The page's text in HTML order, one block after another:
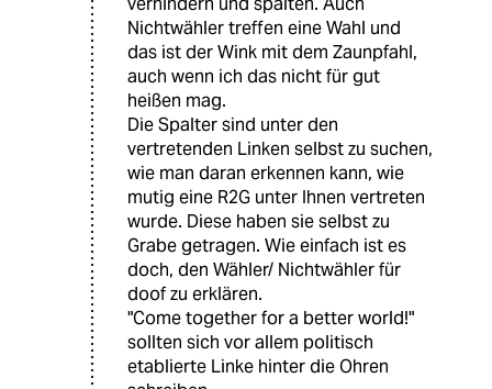
Nichtwähler treffen eine Wahl und
das ist der Wink mit dem Zaunpfahl,
auch wenn ich das nicht für gut
heißen mag.
Die Spalter sind unter den
vertretenden Linken selbst zu suchen,
wie man daran erkennen kann, wie
mutig eine R2G unter Ihnen vertreten
wurde. Diese haben sie selbst zu
Grabe getragen. Wie einfach ist es
doch, den Wähler/ Nichtwähler für
doof zu erklären.
"Come together for a better world!"
sollten sich vor allem politisch
etablierte Linke hinter die Ohren